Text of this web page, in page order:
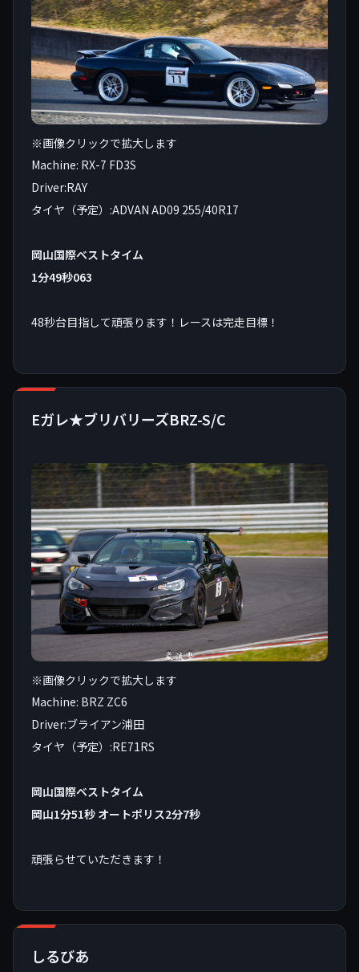
※画像クリックで拡大します
Machine: RX-7 FD3S
Driver:RAY
タイヤ（予定）:ADVAN AD09 255/40R17
岡山国際ベストタイム
1分49秒063
48秒台目指して頑張ります！レースは完走目標！
Eガレ★ブリバリーズBRZ-S/C
※画像クリックで拡大します
Machine: BRZ ZC6
Driver:ブライアン浦田
タイヤ（予定）:RE71RS
岡山国際ベストタイム
岡山1分51秒 オートポリス2分7秒
頑張らせていただきます！
しるびあ